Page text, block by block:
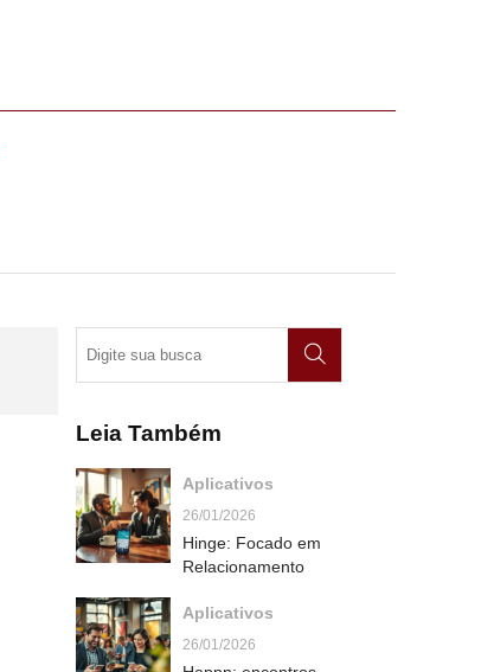
Leia Também
Aplicativos
26/01/2026
Hinge: Focado em
Relacionamento
Aplicativos
26/01/2026